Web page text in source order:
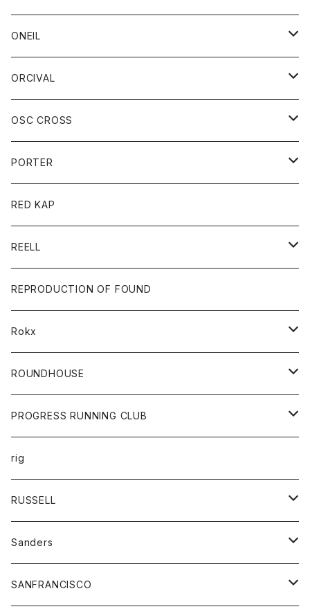
パンツ
シャツ
Tシャツ
シャツジャケット
ロングスリーブＴシャツ
ショートパンツ
ジーンズ
ショートパンツ
パンツ
レディース
ボトム
帽子
ONEIL
スカート
ORCIVAL
アウター
コート
ジャケット
アクセサリー
バッグ
キッズ
Tシャツ
帽子
グッズ
靴
バック
トップス
カットソー
カーディガン
ニット
ベスト
ボトムス
ショートパンツ
パンツ
レディース
カットソー
コート
OSC CROSS
ダウンジャケット
PORTER
カードホルダー
キーホルダー
財布
バック
RED KAP
REELL
パンツ
ショートパンツ
REPRODUCTION OF FOUND
Rokx
ボトム
ROUNDHOUSE
エプロン
キッズ
オーバーオール
ボトム
ペインターパンツ
PROGRESS RUNNING CLUB
トップス
Tシャツ
グッズ
帽子
rig
RUSSELL
アウター
コート
スカート
Sanders
グッズ
SANFRANCISCO